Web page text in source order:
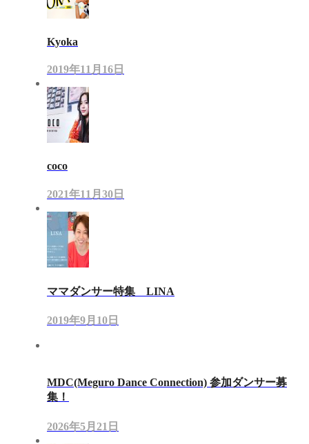
Kyoka
2019年11月16日
coco
2021年11月30日
ママダンサー特集 LINA
2019年9月10日
MDC(Meguro Dance Connection) 参加ダンサー募
集！
2026年5月21日